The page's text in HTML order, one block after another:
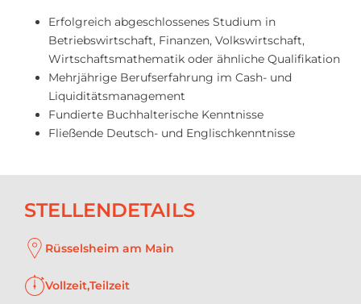
Erfolgreich abgeschlossenes Studium in
Betriebswirtschaft, Finanzen, Volkswirtschaft,
Wirtschaftsmathematik oder ähnliche Qualifikation
Mehrjährige Berufserfahrung im Cash- und
Liquiditätsmanagement
Fundierte Buchhalterische Kenntnisse
Fließende Deutsch- und Englischkenntnisse
STELLENDETAILS
Rüsselsheim am Main
Vollzeit,Teilzeit